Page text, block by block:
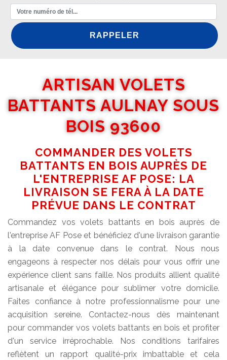
ARTISAN VOLETS
BATTANTS AULNAY SOUS
BOIS 93600
COMMANDER DES VOLETS
BATTANTS EN BOIS AUPRÈS DE
L'ENTREPRISE AF POSE: LA
LIVRAISON SE FERA À LA DATE
PRÉVUE DANS LE CONTRAT
Commandez vos volets battants en bois auprès de
l'entreprise AF Pose et bénéficiez d'une livraison garantie
à la date convenue dans le contrat. Nous nous
engageons à respecter nos délais pour vous offrir une
expérience client sans faille. Nos produits allient qualité
artisanale et élégance pour sublimer votre domicile.
Faites confiance à notre professionnalisme pour une
acquisition sereine. Contactez-nous dès maintenant
pour commander vos volets battants en bois et profiter
d'un service irréprochable. Nos conditions tarifaires
reflètent un rapport qualité-prix imbattable et cela